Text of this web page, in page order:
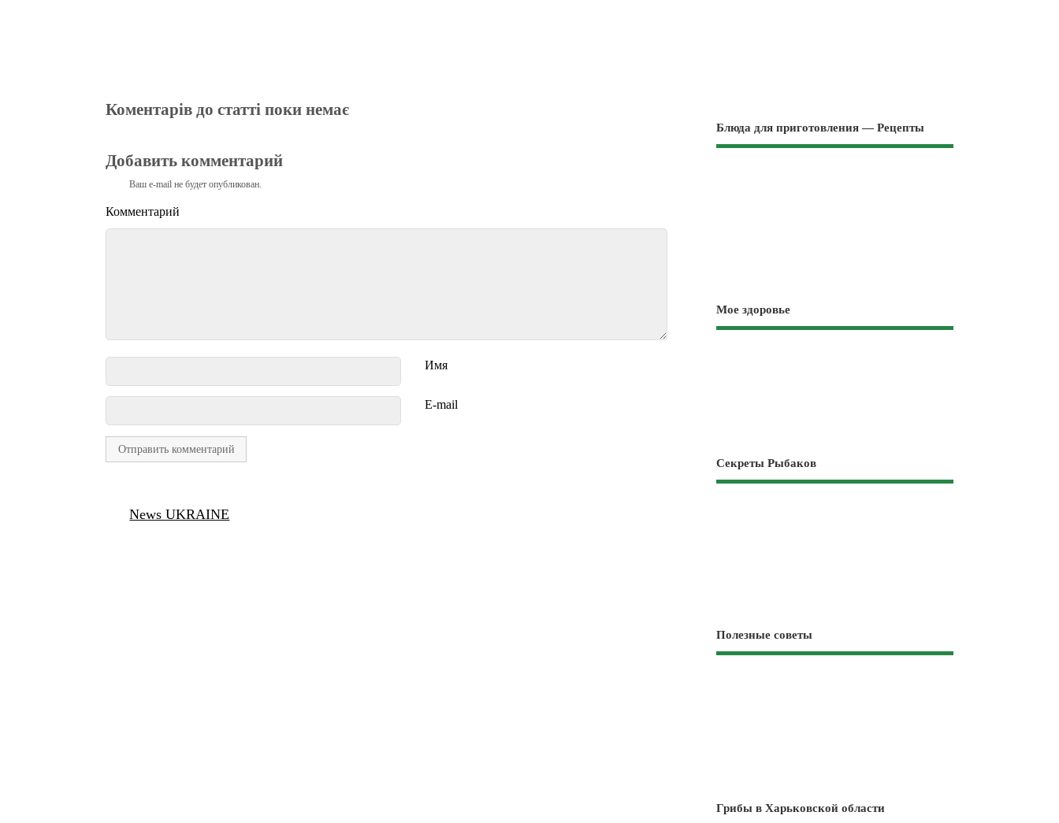
Коментарів до статті поки немає
Добавить комментарий
Ваш e-mail не будет опубликован.
Комментарий
Имя
E-mail
News UKRAINE
Блюда для приготовления — Рецепты
Мое здоровье
Секреты Рыбаков
Полезные советы
Грибы в Харьковской области